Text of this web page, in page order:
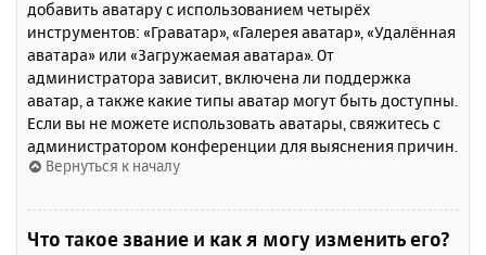
добавить аватару с использованием четырёх
инструментов: «Граватар», «Галерея аватар», «Удалённая
аватара» или «Загружаемая аватара». От
администратора зависит, включена ли поддержка
аватар, а также какие типы аватар могут быть доступны.
Если вы не можете использовать аватары, свяжитесь с
администратором конференции для выяснения причин.
Вернуться к началу
Что такое звание и как я могу изменить его?